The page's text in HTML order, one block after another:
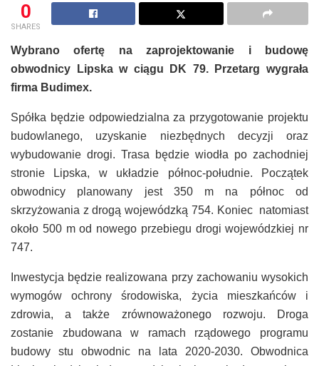
0
SHARES
Wybrano ofertę na zaprojektowanie i budowę
obwodnicy Lipska w ciągu DK 79. Przetarg wygrała
firma Budimex.
Spółka będzie odpowiedzialna za przygotowanie projektu
budowlanego, uzyskanie niezbędnych decyzji oraz
wybudowanie drogi. Trasa będzie wiodła po zachodniej
stronie Lipska, w układzie północ-południe. Początek
obwodnicy planowany jest 350 m na północ od
skrzyżowania z drogą wojewódzką 754. Koniec natomiast
około 500 m od nowego przebiegu drogi wojewódzkiej nr
747.
Inwestycja będzie realizowana przy zachowaniu wysokich
wymogów ochrony środowiska, życia mieszkańców i
zdrowia, a także zrównoważonego rozwoju. Droga
zostanie zbudowana w ramach rządowego programu
budowy stu obwodnic na lata 2020-2030. Obwodnica